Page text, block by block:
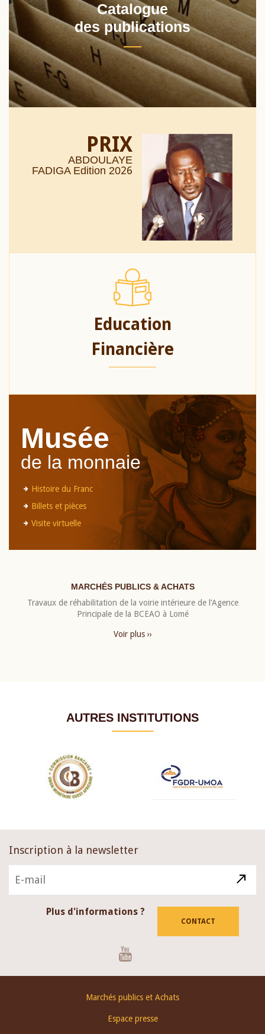
Catalogue
des publications
PRIX
ABDOULAYE
FADIGA Edition 2026
Education
Financière
Musée
de la monnaie
Histoire du Franc
Billets et pièces
Visite virtuelle
MARCHÉS PUBLICS & ACHATS
Travaux de réhabilitation de la voirie intérieure de l’Agence
Principale de la BCEAO à Lomé
Voir plus ››
AUTRES INSTITUTIONS
Inscription à la newsletter
Plus d'informations ?
CONTACT
Marchés publics et Achats
Espace presse